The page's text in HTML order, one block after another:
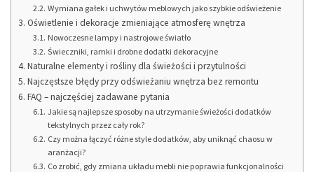
Wymiana gałek i uchwytów meblowych jako szybkie odświeżenie
Oświetlenie i dekoracje zmieniające atmosferę wnętrza
Nowoczesne lampy i nastrojowe światło
Świeczniki, ramki i drobne dodatki dekoracyjne
Naturalne elementy i rośliny dla świeżości i przytulności
Najczęstsze błędy przy odświeżaniu wnętrza bez remontu
FAQ – najczęściej zadawane pytania
Jakie są najlepsze sposoby na utrzymanie świeżości dodatków
tekstylnych przez cały rok?
Czy można łączyć różne style dodatków, aby uniknąć chaosu w
aranżacji?
Co zrobić, gdy zmiana układu mebli nie poprawia funkcjonalności